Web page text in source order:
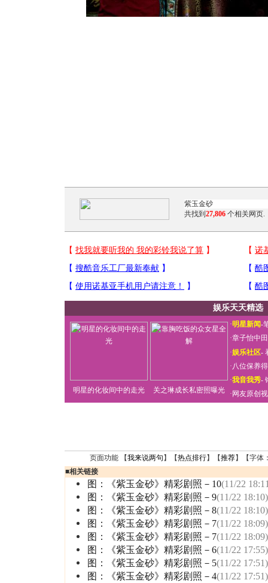
共找到 27,806 个相关网页.
娱乐天天精选
明星的化妆间中的走光 关之琳成长私密照曝光
·明星新闻-
·章子怡中
·娱乐社区-
·八位保养
·我音我秀-
· 网友原创
页面功能 【我来说两句 】【热点排行】【推荐】【字体
■相关链接
图：《紫玉金砂》精彩剧照－10(11/22
图：《紫玉金砂》精彩剧照－9(11/22 18:10)
图：《紫玉金砂》精彩剧照－8(11/22 18:10)
图：《紫玉金砂》精彩剧照－7(11/22 18:09)
图：《紫玉金砂》精彩剧照－7(11/22 18:09)
图：《紫玉金砂》精彩剧照－6(11/22 17:55)
图：《紫玉金砂》精彩剧照－5(11/22 17:51)
图：《紫玉金砂》精彩剧照－4(11/22 17:51)